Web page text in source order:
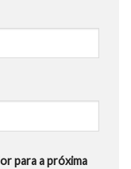
para a próxima